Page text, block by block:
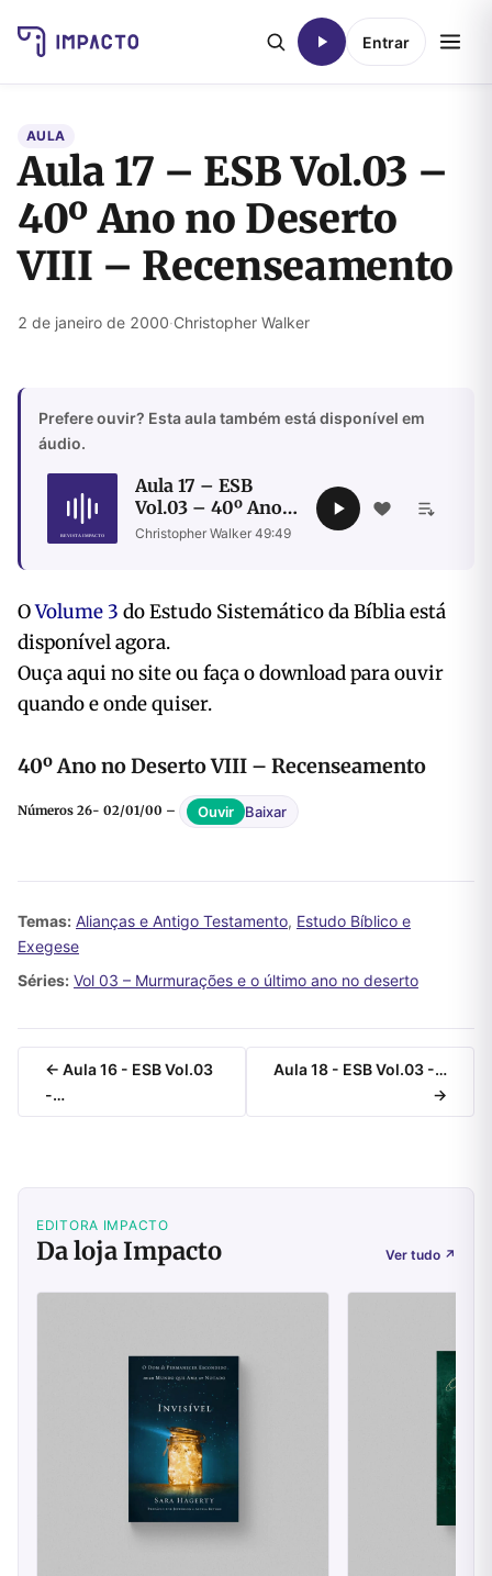
Entrar
AULA
Aula 17 – ESB Vol.03 –
40º Ano no Deserto
VIII – Recenseamento
2 de janeiro de 2000·Christopher Walker
Prefere ouvir? Esta aula também está disponível em
áudio.
Aula 17 – ESB
Vol.03 – 40º Ano
no Deserto VIII –
Christopher Walker 49:49
OVolume 3 do Estudo Sistemático da Bíblia está
disponível agora.
Ouça aqui no site ou faça o download para ouvir
quando e onde quiser.
40º Ano no Deserto VIII – Recenseamento
Números 26- 02/01/00 – Ouvir Baixar
Temas: Alianças e Antigo Testamento, Estudo Bíblico e
Exegese
Séries: Vol 03 – Murmurações e o último ano no deserto
← Aula 16 - ESB Vol.03
-…
Aula 18 - ESB Vol.03 -…
→
EDITORA IMPACTO
Da loja Impacto Ver tudo ↗